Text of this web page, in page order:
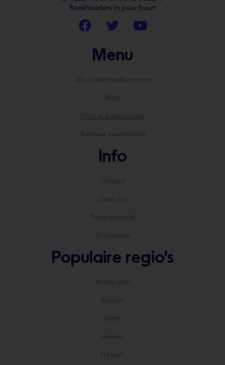
Boekhouders in jouw buurt
Menu
Alle boekhoudkantoren
Blog
Vind je boekhouder
Kantoor aanmelden
Info
Contact
Over ons
Privacybeleid
Disclaimer
Populaire regio's
Antwerpen
Brussel
Gent
Leuven
Hasselt